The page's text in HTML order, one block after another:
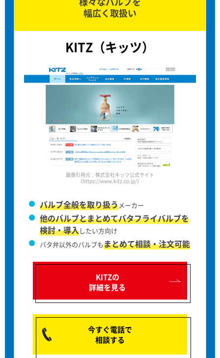
幅広く取扱い
KITZ（キッツ）
画像引用元：株式会社キッツ公式サイト
（https://www.kitz.co.jp/）
バルブ全般を取り扱うメーカー
他のバルブとまとめてバタフライバルブを
検討・導入したい方向け
バタ弁以外のバルブもまとめて相談・注文可能
KITZの
詳細を見る
今すぐ電話で
相談する